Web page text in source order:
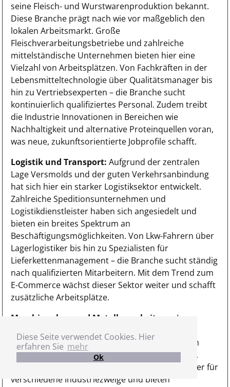
Diese Seite verwendet Cookies. Hier
erfahren Sie mehr
Ok
seine Fleisch- und Wurstwarenproduktion bekannt.
Diese Branche prägt nach wie vor maßgeblich den
lokalen Arbeitsmarkt. Große
Fleischverarbeitungsbetriebe und zahlreiche
mittelständische Unternehmen bieten hier eine
Vielzahl von Arbeitsplätzen. Von Fachkräften in der
Lebensmitteltechnologie über Qualitätsmanager bis
hin zu Vertriebsexperten – die Branche sucht
kontinuierlich qualifiziertes Personal. Zudem treibt
die Industrie Innovationen in Bereichen wie
Nachhaltigkeit und alternative Proteinquellen voran,
was neue, zukunftsorientierte Jobprofile schafft.
Logistik und Transport: Aufgrund der zentralen
Lage Versmolds und der guten Verkehrsanbindung
hat sich hier ein starker Logistiksektor entwickelt.
Zahlreiche Speditionsunternehmen und
Logistikdienstleister haben sich angesiedelt und
bieten ein breites Spektrum an
Beschäftigungsmöglichkeiten. Von Lkw-Fahrern über
Lagerlogistiker bis hin zu Spezialisten für
Lieferkettenmanagement – die Branche sucht ständig
nach qualifizierten Mitarbeitern. Mit dem Trend zum
E-Commerce wächst dieser Sektor weiter und schafft
zusätzliche Arbeitsplätze.
Maschinenbau und Metallverarbeitung:
In
mittelständische Unternehmen aus dem Bereich
Maschinenbau und Metallverarbeitung etabliert.
Diese Firmen sind oft hochspezialisierte Zulieferer für
verschiedene Industriezweige und bieten